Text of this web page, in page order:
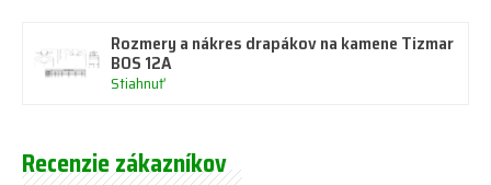
Rozmery a nákres drapákov na kamene Tizmar
BOS 12A
Stiahnuť
Recenzie zákazníkov